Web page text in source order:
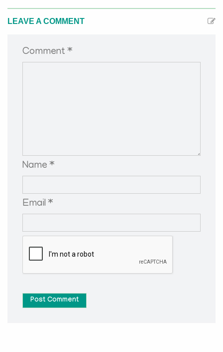
LEAVE A COMMENT
Comment *
Name *
Email *
Post Comment